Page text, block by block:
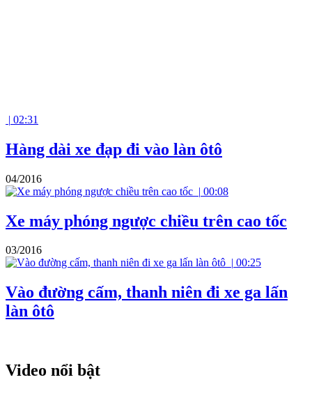
| 02:31
Hàng dài xe đạp đi vào làn ôtô
04/2016
| 00:08
Xe máy phóng ngược chiều trên cao tốc
03/2016
| 00:25
Vào đường cấm, thanh niên đi xe ga lấn
làn ôtô
Video nổi bật